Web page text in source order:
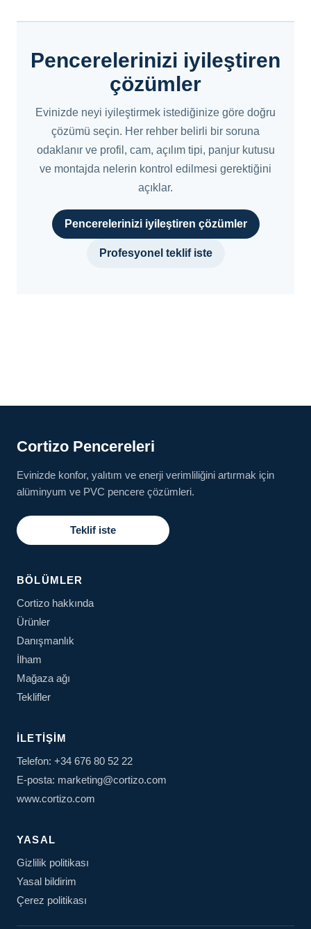
Pencerelerinizi iyileştiren
çözümler
Evinizde neyi iyileştirmek istediğinize göre doğru
çözümü seçin. Her rehber belirli bir soruna
odaklanır ve profil, cam, açılım tipi, panjur kutusu
ve montajda nelerin kontrol edilmesi gerektiğini
açıklar.
Pencerelerinizi iyileştiren çözümler
Profesyonel teklif iste
Cortizo Pencereleri
Evinizde konfor, yalıtım ve enerji verimliliğini artırmak için
alüminyum ve PVC pencere çözümleri.
Teklif iste
BÖLÜMLER
Cortizo hakkında
Ürünler
Danışmanlık
İlham
Mağaza ağı
Teklifler
İLETIŞIM
Telefon: +34 676 80 52 22
E-posta: marketing@cortizo.com
www.cortizo.com
YASAL
Gizlilik politikası
Yasal bildirim
Çerez politikası